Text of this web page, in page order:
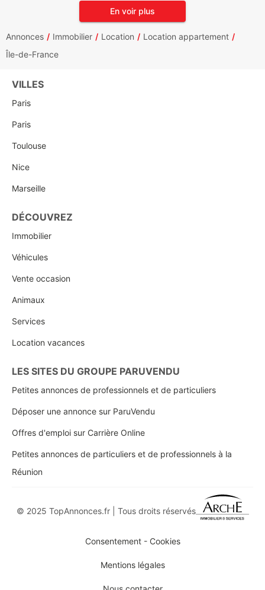
En voir plus
Annonces Immobilier Location
Location appartement
Île-de-France
VILLES
Paris
Paris
Toulouse
Nice
Marseille
DÉCOUVREZ
Immobilier
Véhicules
Vente occasion
Animaux
Services
Location vacances
LES SITES DU GROUPE PARUVENDU
Petites annonces de professionnels et de particuliers
Déposer une annonce sur ParuVendu
Offres d'emploi sur Carrière Online
Petites annonces de particuliers et de professionnels à la
Réunion
© 2025 TopAnnonces.fr | Tous droits réservés
Consentement - Cookies
Mentions légales